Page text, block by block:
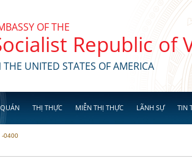
OF THE
Republic of
THE UNITED STATES OF AMERICA
THỊ THỰC MIỄN THỊ THỰC LÃNH SỰ TIN
-0400